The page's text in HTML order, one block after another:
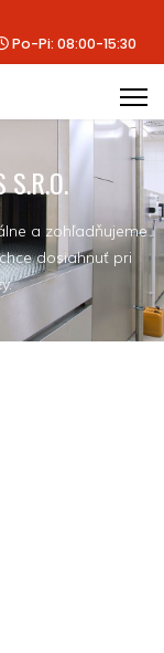
Po-Pi: 08:00-15:30
S.R.O.
a zohľadňujeme
dosiahnuť pri